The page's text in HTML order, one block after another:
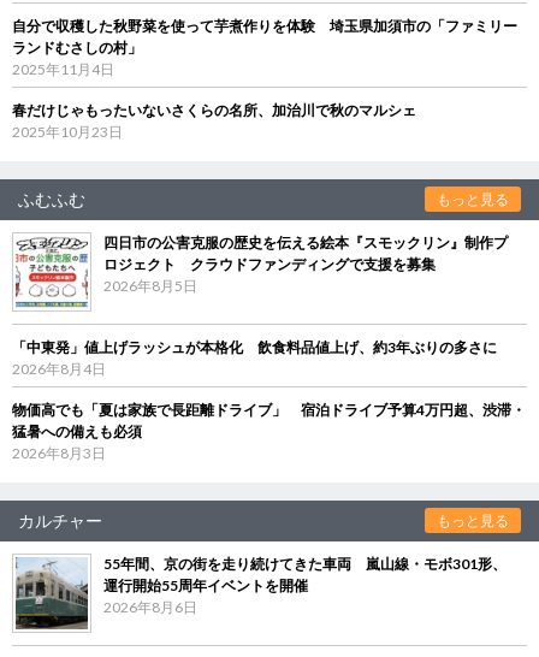
自分で収穫した秋野菜を使って芋煮作りを体験 埼玉県加須市の「ファミリー
ランドむさしの村」
2025年11月4日
春だけじゃもったいないさくらの名所、加治川で秋のマルシェ
2025年10月23日
ふむふむ もっと見る
四日市の公害克服の歴史を伝える絵本『スモックリン』制作プ
ロジェクト クラウドファンディングで支援を募集
2026年8月5日
「中東発」値上げラッシュが本格化 飲食料品値上げ、約3年ぶりの多さに
2026年8月4日
物価高でも「夏は家族で長距離ドライブ」 宿泊ドライブ予算4万円超、渋滞・
猛暑への備えも必須
2026年8月3日
カルチャー もっと見る
55年間、京の街を走り続けてきた車両 嵐山線・モボ301形、
運行開始55周年イベントを開催
2026年8月6日